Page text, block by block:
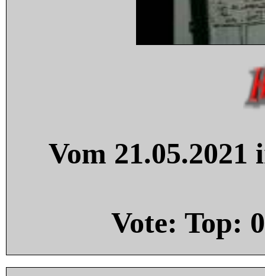
Vom
Vote: Top: 0